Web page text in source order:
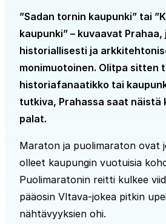
”Sadan tornin kaupunki” tai
kaupunki” – kuvaavat Prahaa,
historiallisesti ja
monimuotoinen. Olitpa sitten
historiafanaatikko tai
tutkiva, Prahassa saat näistä
palat.
Maraton ja puolimaraton ovat
olleet kaupungin vuotuisia
Puolimaratonin reitti kulkee
pääosin Vltava-jokea pitkin
nähtävyyksien ohi.